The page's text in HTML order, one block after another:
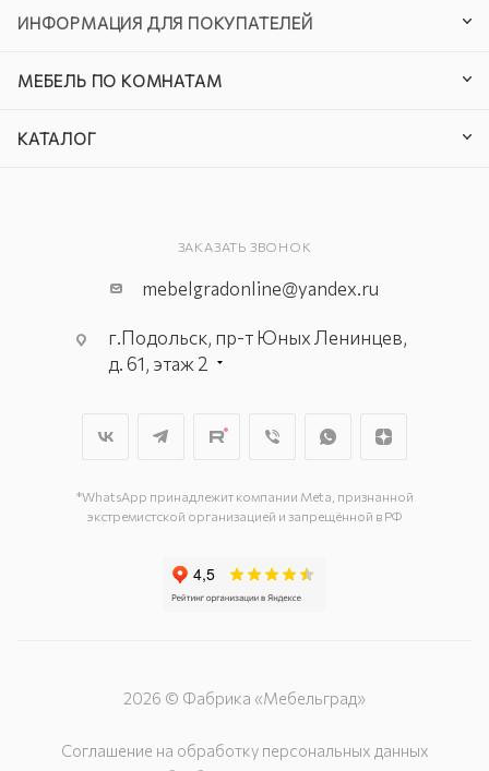
ИНФОРМАЦИЯ ДЛЯ ПОКУПАТЕЛЕЙ
МЕБЕЛЬ ПО КОМНАТАМ
КАТАЛОГ
ЗАКАЗАТЬ ЗВОНОК
mebelgradonline@yandex.ru
г.Подольск, пр-т Юных Ленинцев,
д. 61, этаж 2
г. Подольск, ул. Станционная, д. 11
*WhatsApp принадлежит компании Meta, признанной
экстремистской организацией и запрещённой в РФ
2026 © Фабрика «Мебельград»
Соглашение на обработку персональных данных